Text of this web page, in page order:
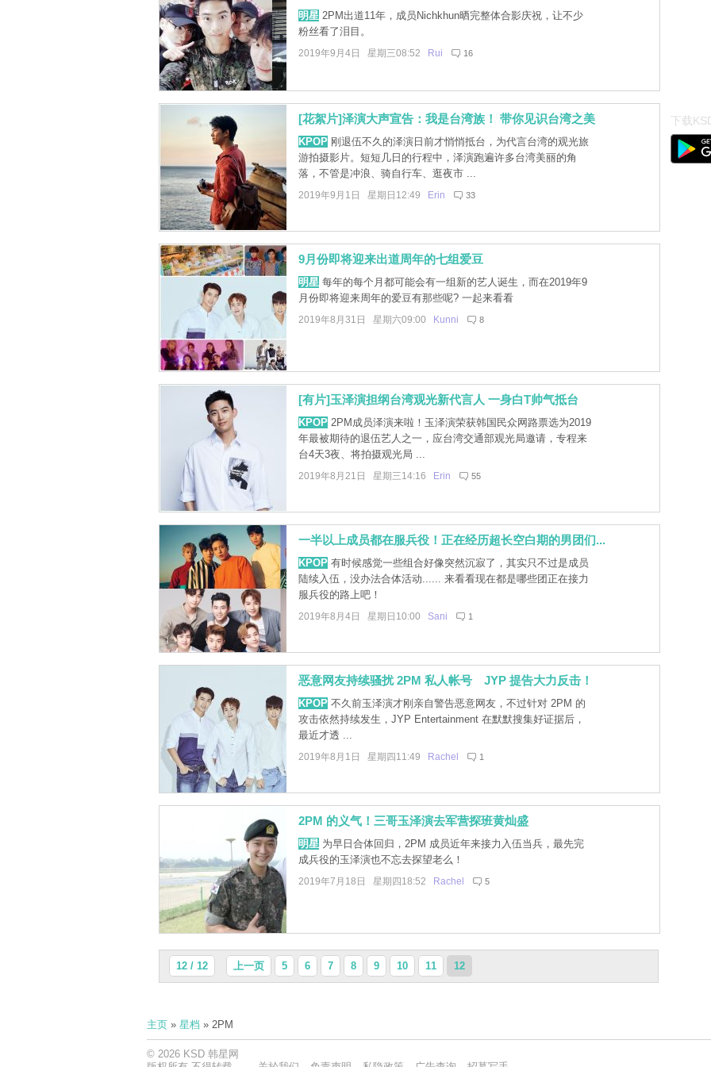
明星2PM出道11年，成员Nichkhun晒完整体合影庆祝，让不少
粉丝看了泪目。
2019年9月4日 星期三08:52 Rui 16
[花絮片]泽演大声宣告：我是台湾族！ 带你见识台湾之美
KPOP刚退伍不久的泽演日前才悄悄抵台，为代言台湾的观光旅
游拍摄影片。短短几日的行程中，泽演跑遍许多台湾美丽的角
落，不管是冲浪、骑自行车、逛夜市 ...
2019年9月1日 星期日12:49 Erin 33
9月份即将迎来出道周年的七组爱豆
明星每年的每个月都可能会有一组新的艺人诞生，而在2019年9
月份即将迎来周年的爱豆有那些呢? 一起来看看
2019年8月31日 星期六09:00 Kunni 8
[有片]玉泽演担纲台湾观光新代言人 一身白T帅气抵台
KPOP2PM成员泽演来啦！玉泽演荣获韩国民众网路票选为2019
年最被期待的退伍艺人之一，应台湾交通部观光局邀请，专程来
台4天3夜、将拍摄观光局 ...
2019年8月21日 星期三14:16 Erin 55
一半以上成员都在服兵役！正在经历超长空白期的男团们...
KPOP有时候感觉一些组合好像突然沉寂了，其实只不过是成员
陆续入伍，没办法合体活动...... 来看看现在都是哪些团正在接力
服兵役的路上吧！
2019年8月4日 星期日10:00 Sani 1
恶意网友持续骚扰 2PM 私人帐号 JYP 提告大力反击！
KPOP不久前玉泽演才刚亲自警告恶意网友，不过针对 2PM 的
攻击依然持续发生，JYP Entertainment 在默默搜集好证据后，
最近才透 ...
2019年8月1日 星期四11:49 Rachel 1
2PM 的义气！三哥玉泽演去军营探班黄灿盛
明星为早日合体回归，2PM 成员近年来接力入伍当兵，最先完
成兵役的玉泽演也不忘去探望老么！
2019年7月18日 星期四18:52 Rachel 5
12 / 12 上一页 5 6 7 8 9 10 11 12
下载
主页» 星档 » 2PM
© 2026 KSD 韩星网